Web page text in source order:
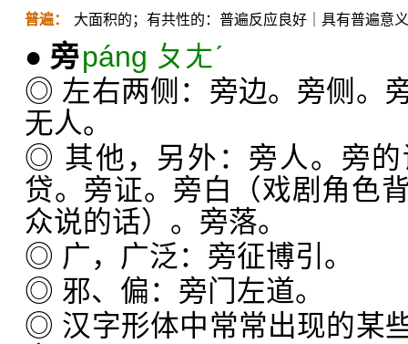
普遍： 大面积的；有共性的：普遍反应良好｜具有普遍意
● 旁páng ㄆㄤˊ
◎ 左右两侧：旁边。旁侧。
无人。
◎ 其他，另外：旁人。旁
贷。旁证。旁白（戏剧角色
众说的话）。旁落。
◎ 广，广泛：旁征博引。
◎ 邪、偏：旁门左道。
◎ 汉字形体中常常出现的某